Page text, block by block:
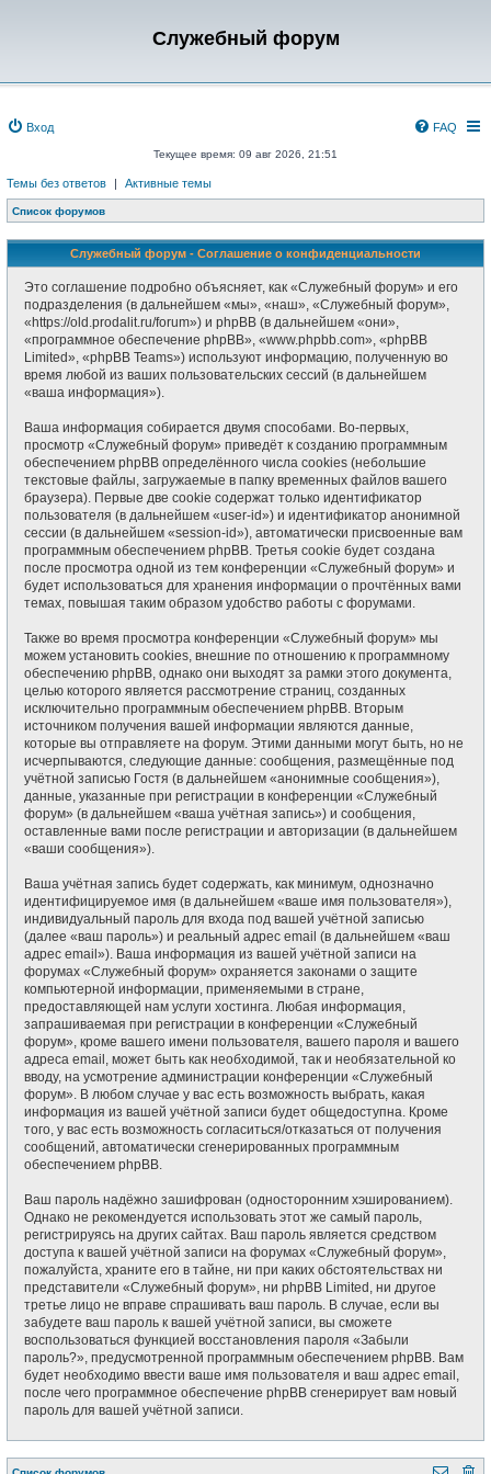
Служебный форум
Вход FAQ
Текущее время: 09 авг 2026, 21:51
Темы без ответов | Активные темы
Список форумов
Служебный форум - Соглашение о конфиденциальности
Это соглашение подробно объясняет, как «Служебный форум» и его
подразделения (в дальнейшем «мы», «наш», «Служебный форум»,
«https://old.prodalit.ru/forum») и phpBB (в дальнейшем «они»,
«программное обеспечение phpBB», «www.phpbb.com», «phpBB
Limited», «phpBB Teams») используют информацию, полученную во
время любой из ваших пользовательских сессий (в дальнейшем
«ваша информация»).
Ваша информация собирается двумя способами. Во-первых,
просмотр «Служебный форум» приведёт к созданию программным
обеспечением phpBB определённого числа cookies (небольшие
текстовые файлы, загружаемые в папку временных файлов вашего
браузера). Первые две cookie содержат только идентификатор
пользователя (в дальнейшем «user-id») и идентификатор анонимной
сессии (в дальнейшем «session-id»), автоматически присвоенные вам
программным обеспечением phpBB. Третья cookie будет создана
после просмотра одной из тем конференции «Служебный форум» и
будет использоваться для хранения информации о прочтённых вами
темах, повышая таким образом удобство работы с форумами.
Также во время просмотра конференции «Служебный форум» мы
можем установить cookies, внешние по отношению к программному
обеспечению phpBB, однако они выходят за рамки этого документа,
целью которого является рассмотрение страниц, созданных
исключительно программным обеспечением phpBB. Вторым
источником получения вашей информации являются данные,
которые вы отправляете на форум. Этими данными могут быть, но не
исчерпываются, следующие данные: сообщения, размещённые под
учётной записью Гостя (в дальнейшем «анонимные сообщения»),
данные, указанные при регистрации в конференции «Служебный
форум» (в дальнейшем «ваша учётная запись») и сообщения,
оставленные вами после регистрации и авторизации (в дальнейшем
«ваши сообщения»).
Ваша учётная запись будет содержать, как минимум, однозначно
идентифицируемое имя (в дальнейшем «ваше имя пользователя»),
индивидуальный пароль для входа под вашей учётной записью
(далее «ваш пароль») и реальный адрес email (в дальнейшем «ваш
адрес email»). Ваша информация из вашей учётной записи на
форумах «Служебный форум» охраняется законами о защите
компьютерной информации, применяемыми в стране,
предоставляющей нам услуги хостинга. Любая информация,
запрашиваемая при регистрации в конференции «Служебный
форум», кроме вашего имени пользователя, вашего пароля и вашего
адреса email, может быть как необходимой, так и необязательной ко
вводу, на усмотрение администрации конференции «Служебный
форум». В любом случае у вас есть возможность выбрать, какая
информация из вашей учётной записи будет общедоступна. Кроме
того, у вас есть возможность согласиться/отказаться от получения
сообщений, автоматически сгенерированных программным
обеспечением phpBB.
Ваш пароль надёжно зашифрован (односторонним хэшированием).
Однако не рекомендуется использовать этот же самый пароль,
регистрируясь на других сайтах. Ваш пароль является средством
доступа к вашей учётной записи на форумах «Служебный форум»,
пожалуйста, храните его в тайне, ни при каких обстоятельствах ни
представители «Служебный форум», ни phpBB Limited, ни другое
третье лицо не вправе спрашивать ваш пароль. В случае, если вы
забудете ваш пароль к вашей учётной записи, вы сможете
воспользоваться функцией восстановления пароля «Забыли
пароль?», предусмотренной программным обеспечением phpBB. Вам
будет необходимо ввести ваше имя пользователя и ваш адрес email,
после чего программное обеспечение phpBB сгенерирует вам новый
пароль для вашей учётной записи.